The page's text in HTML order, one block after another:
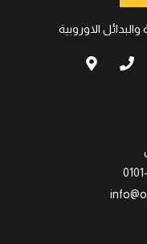
الاوروبية